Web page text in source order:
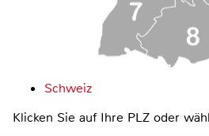
Schweiz
Klicken Sie auf Ihre PLZ oder